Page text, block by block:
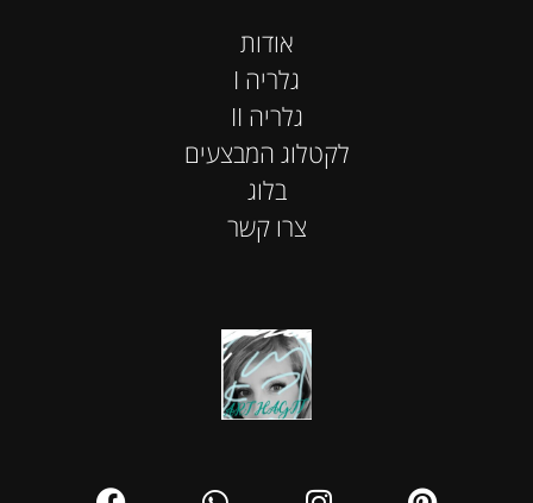
אודות
I גלריה
II גלריה
לקטלוג המבצעים
בלוג
צרו קשר